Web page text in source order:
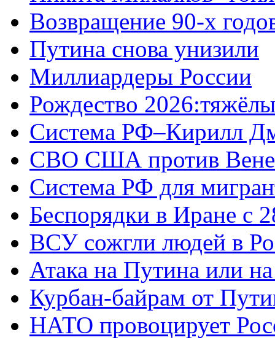
Возвращение 90-х
Путина снова унизили
Миллиардеры России
Рождество
Система РФ–Кирилл
СВО США против
Система РФ для
Беспорядки в Иране с
ВСУ сожгли людей в
Атака на Путина или
Курбан-байрам от
НАТО провоцирует